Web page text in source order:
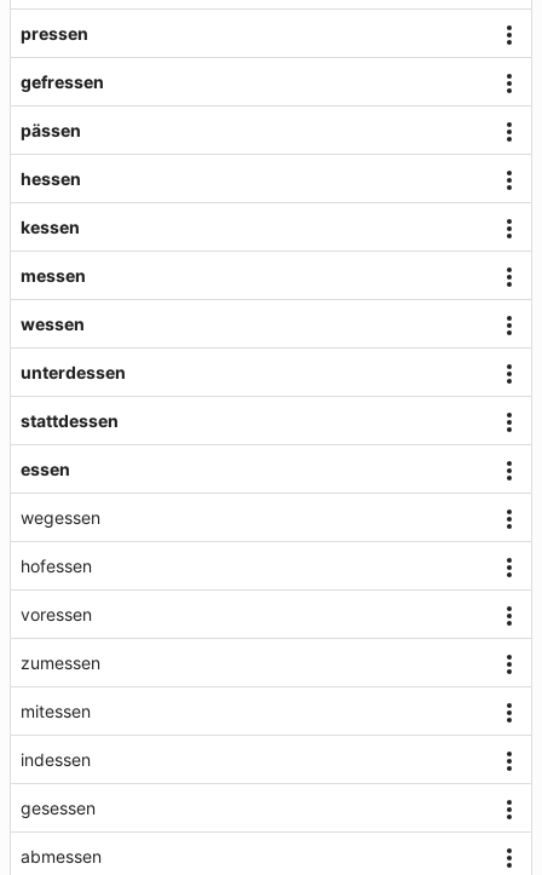
pressen
gefressen
pässen
hessen
kessen
messen
wessen
unterdessen
stattdessen
essen
wegessen
hofessen
voressen
zumessen
mitessen
indessen
gesessen
abmessen